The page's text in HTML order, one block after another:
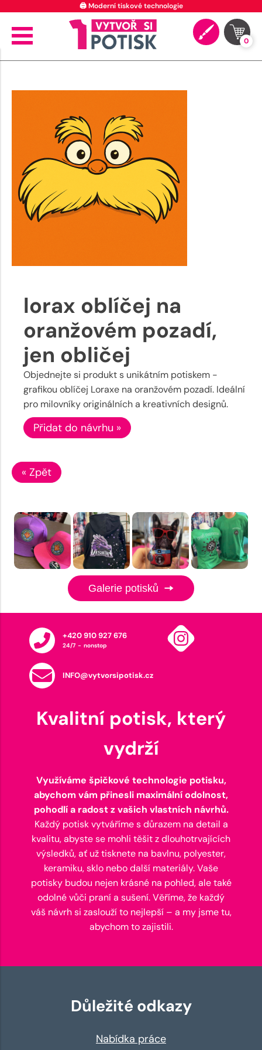
🖨️ Moderní tiskové technologie
0
lorax oblíčej na
oranžovém pozadí,
jen obličej
Objednejte si produkt s unikátním potiskem -
grafikou oblíčej Loraxe na oranžovém pozadí. Ideální
pro milovníky originálních a kreativních designů.
Přidat do návrhu »
« Zpět
Galerie potisků
+420 910 927 676
24/7 - nonstop
INFO@vytvorsipotisk.cz
Kvalitní potisk, který
vydrží
Využíváme špičkové technologie potisku,
abychom vám přinesli maximální odolnost,
pohodlí a radost z vašich vlastních návrhů.
Každý potisk vytváříme s důrazem na detail a
kvalitu, abyste se mohli těšit z dlouhotrvajících
výsledků, ať už tisknete na bavlnu, polyester,
keramiku, sklo nebo další materiály. Vaše
potisky budou nejen krásné na pohled, ale také
odolné vůči praní a sušení. Věříme, že každý
váš návrh si zaslouží to nejlepší – a my jsme tu,
abychom to zajistili.
Důležité odkazy
Nabídka práce